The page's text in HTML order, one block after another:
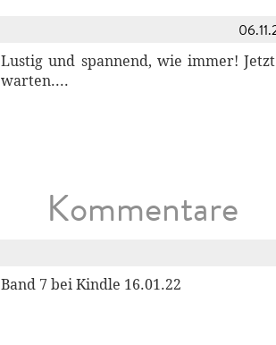
Lustig und spannend, wie immer!
warten....
Kommentare
Band 7 bei Kindle 16.01.22